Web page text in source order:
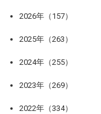
2026年（157）
2025年（263）
2024年（255）
2023年（269）
2022年（334）